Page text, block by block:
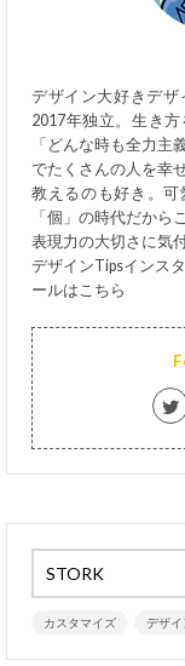
デザイン大好きデザ
2017年独立。生き
「どんな時も全力主
でたくさんの人を幸
教えるのも好き。可
「個」の時代だから
表現力の大切さに気
デザインTipsインス
ールはこちら
カスタマイズ デザイ